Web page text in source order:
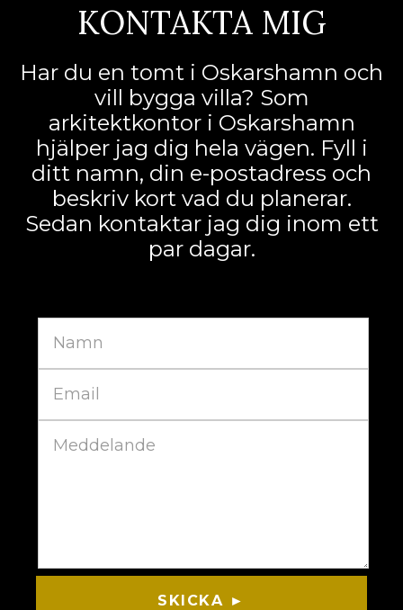
KONTAKTA MIG
Har du en tomt i Oskarshamn och
vill bygga villa? Som
arkitektkontor i Oskarshamn
hjälper jag dig hela vägen. Fyll i
ditt namn, din e-postadress och
beskriv kort vad du planerar.
Sedan kontaktar jag dig inom ett
par dagar.
SKICKA ►